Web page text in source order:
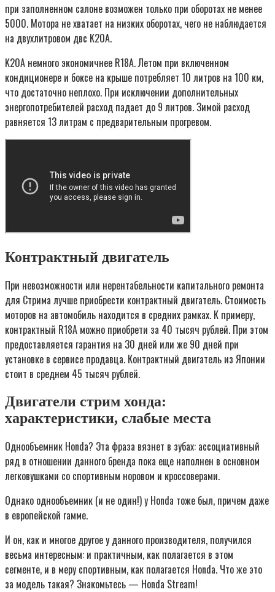
при заполненном салоне возможен только при оборотах не менее
5000. Мотора не хватает на низких оборотах, чего не наблюдается
на двухлитровом двс K20A.
K20A немного экономичнее R18A. Летом при включенном
кондиционере и боксе на крыше потребляет 10 литров на 100 км,
что достаточно неплохо. При исключении дополнительных
энергопотребителей расход падает до 9 литров. Зимой расход
равняется 13 литрам с предварительным прогревом.
Контрактный двигатель
При невозможности или нерентабельности капитального ремонта
для Стрима лучше приобрести контрактный двигатель. Стоимость
моторов на автомобиль находится в средних рамках. К примеру,
контрактный R18A можно приобрети за 40 тысяч рублей. При этом
предоставляется гарантия на 30 дней или же 90 дней при
установке в сервисе продавца. Контрактный двигатель из Японии
стоит в среднем 45 тысяч рублей.
Двигатели стрим хонда:
характеристики, слабые места
Однообъемник Honda? Эта фраза вязнет в зубах: ассоциативный
ряд в отношении данного бренда пока еще наполнен в основном
легковушками со спортивным норовом и кроссоверами.
Однако однообъемник (и не один!) у Honda тоже был, причем даже
в европейской гамме.
И он, как и многое другое у данного производителя, получился
весьма интересным: и практичным, как полагается в этом
сегменте, и в меру спортивным, как полагается Honda. Что же это
за модель такая? Знакомьтесь — Honda Stream!